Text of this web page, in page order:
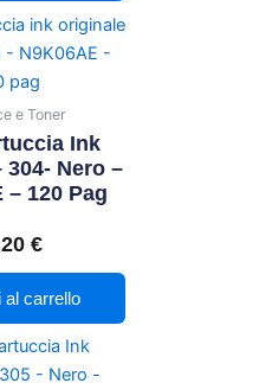
e Toner
Ink
Nero –
– 120 Pag
€
al carrello